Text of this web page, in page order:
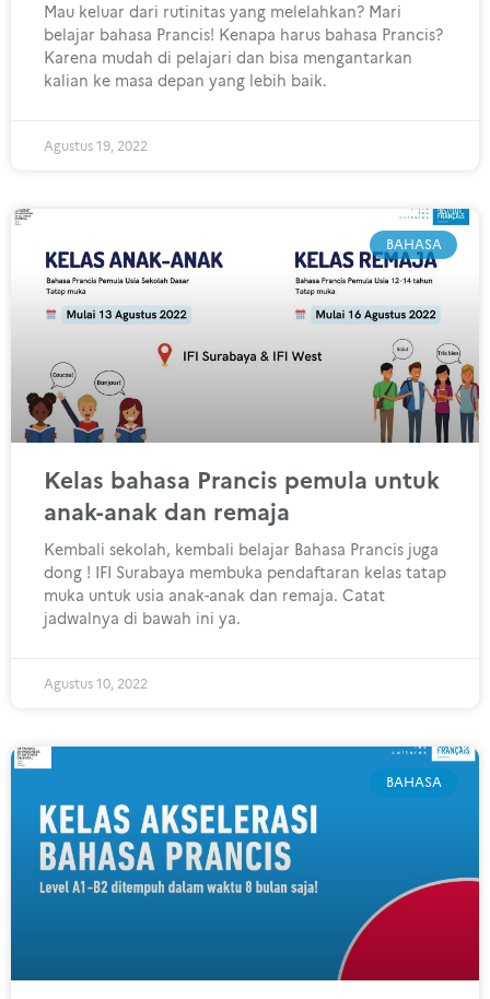
Mau keluar dari rutinitas yang melelahkan? Mari
belajar bahasa Prancis! Kenapa harus bahasa Prancis?
Karena mudah di pelajari dan bisa mengantarkan
kalian ke masa depan yang lebih baik.
Agustus 19, 2022
BAHASA
Kelas bahasa Prancis pemula untuk
anak-anak dan remaja
Kembali sekolah, kembali belajar Bahasa Prancis juga
dong ! IFI Surabaya membuka pendaftaran kelas tatap
muka untuk usia anak-anak dan remaja. Catat
jadwalnya di bawah ini ya.
Agustus 10, 2022
BAHASA